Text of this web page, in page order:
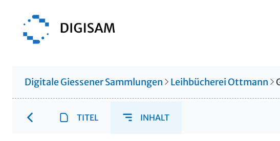
Digitale Giessener Sammlungen Leihbücherei Ottmann
TITEL INHALT